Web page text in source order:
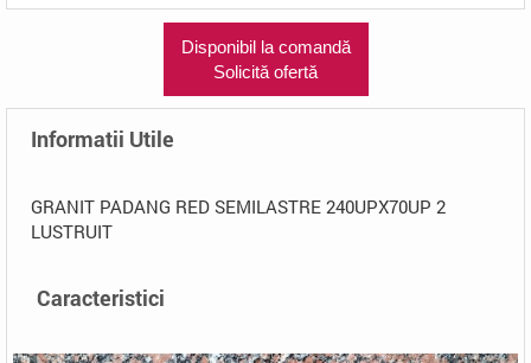
Disponibil la comandă
Solicită ofertă
Informatii Utile
GRANIT PADANG RED SEMILASTRE 240UPX70UP 2
LUSTRUIT
Caracteristici